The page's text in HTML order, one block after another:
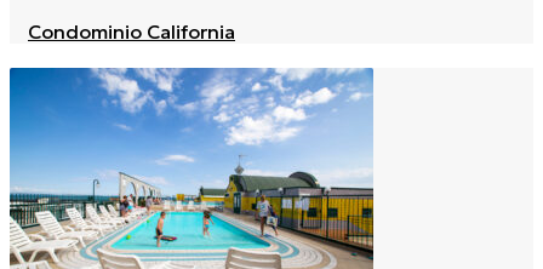
Condominio California